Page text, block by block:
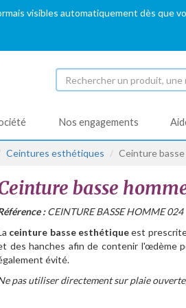
visibles automatiquement dès que
Nos engagements
Ceintures esthétiques Ceinture
basse
:CEINTURE BASSE HOMME 024
ceinture basse esthétiqueest
des hanches afin de contenir l'œdème
évité.
pas utiliser directement sur plaie